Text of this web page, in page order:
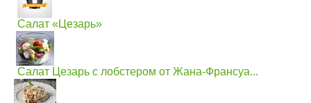
Салат «Цезарь»
Салат Цезарь с лобстером от Жана-Франсуа...